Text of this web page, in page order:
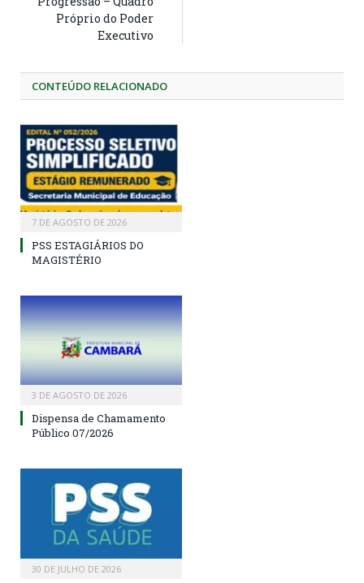
Próprio do Poder
Executivo
CONTEÚDO RELACIONADO
7 DE AGOSTO DE 2026
PSS ESTAGIÁRIOS DO
MAGISTÉRIO
3 DE AGOSTO DE 2026
Dispensa de Chamamento
Público 07/2026
30 DE JULHO DE 2026